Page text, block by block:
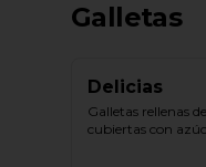
Galletas
Delicias
Galletas rellenas
cubiertas con